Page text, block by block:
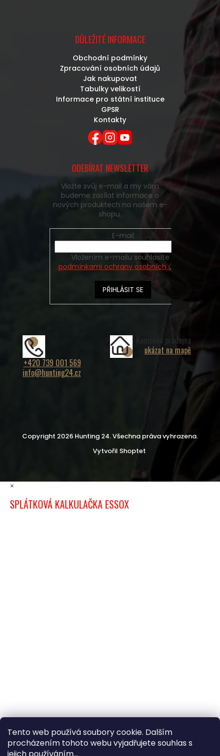
Tento web používá soubory cookie. Dalším
procházením tohoto webu vyjadřujete souhlas s
DŮLEŽITÉ INFORMACE
Obchodní podmínky
Zpracování osobních údajů
Jak nakupovat
Tabulky velikostí
Informace pro státní instituce
GPSR
Kontakty
ODEBÍRAT NEWSLETTER
Vložte svůj e-mail a my vám
budeme zasílat informace o
nových produktech na našem e-
shopu.
E-mail
podmínkami ochrany osobních údajů
PŘIHLÁSIT SE
+420 739 001 569
info@hunting24.cz
Kamenná prodejna
ukázat na mapě
Vytvořil Shoptet
Copyright 2026 Hunting 24. Všechna práva vyhrazena.
×
SPLÁTKOVÁ KALKULAČKA ESSOX
×
Hledáte nejvýhodnější cenu? Získáte jí